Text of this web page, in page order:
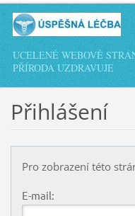
UCELENÉ WEBOVÉ
PŘÍRODA UZDRAVUJE
Přihlášení
Pro zobrazení této
E-mail: